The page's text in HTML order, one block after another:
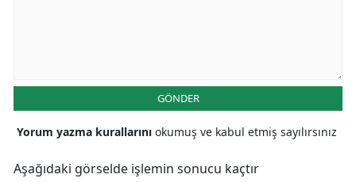
Muğla
Muş
Nevşehir
GÖNDER
Yorum yazma kurallarını okumuş ve kabul etmiş sayılırsınız
Aşağıdaki görselde işlemin sonucu kaçtır